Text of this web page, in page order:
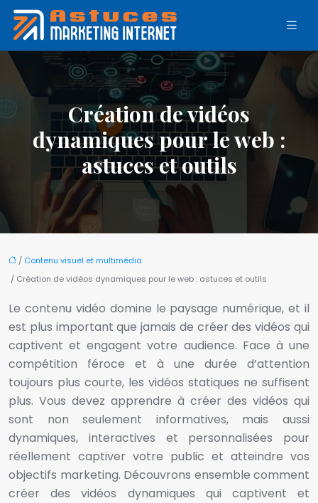
Création de vidéos
dynamiques pour le web :
astuces et outils
/ Contenu visuel et multimédia
/ Création de vidéos dynamiques pour le web : astuces et outils
Le contenu vidéo domine le paysage numérique, et il
est plus important que jamais de créer des vidéos qui
captivent et engagent votre audience. Face à une
compétition féroce et à une durée d’attention
toujours plus courte, les vidéos statiques ne suffisent
plus. Vous devez apprendre à créer des vidéos qui
sont non seulement informatives, mais aussi
dynamiques, interactives et personnalisées pour
réellement captiver votre public et atteindre vos
objectifs marketing. Découvrons ensemble comment
créer des vidéos dynamiques qui captivent et